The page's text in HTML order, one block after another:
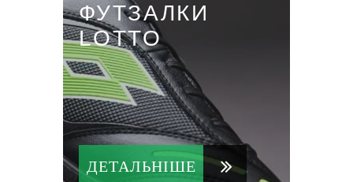
ФУТЗАЛКИ
LOTTO
ДЕТАЛЬНІШЕ